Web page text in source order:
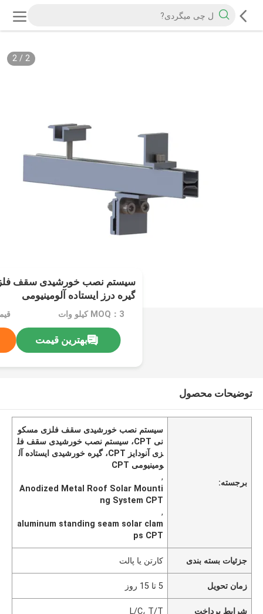
2
/
2
سیستم نصب خورشیدی سقف
گیره درز ایستاده آلومینیومی
MOQ：3 کیلو وات
بهترین قیمت
توضیحات محصول
برجسته:
سیستم نصب خورشیدی سقف فلزی مسکو
نی CPT، سیستم نصب خورشیدی سقف فل
زی آنودایز CPT، گیره خورشیدی ایستاده آل
ومینیومی CPT
,
Anodized Metal Roof Solar Mounti
ng System CPT
,
aluminum standing seam solar clam
ps CPT
جزئیات بسته بندی کارتن یا پالت
زمان تحویل 5 تا 15 روز
شرایط پرداخت L/C، T/T